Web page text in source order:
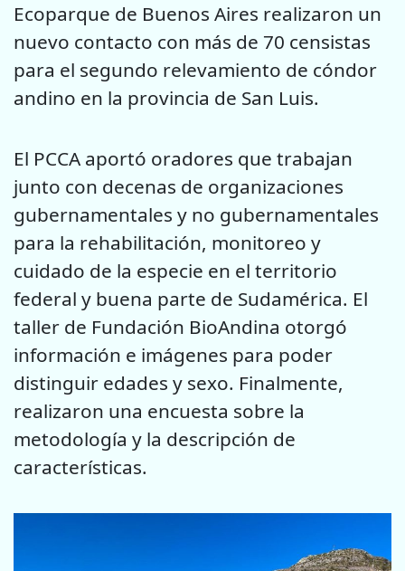
Ecoparque de Buenos Aires realizaron un
nuevo contacto con más de 70 censistas
para el segundo relevamiento de cóndor
andino en la provincia de San Luis.
El PCCA aportó oradores que trabajan
junto con decenas de organizaciones
gubernamentales y no gubernamentales
para la rehabilitación, monitoreo y
cuidado de la especie en el territorio
federal y buena parte de Sudamérica. El
taller de Fundación BioAndina otorgó
información e imágenes para poder
distinguir edades y sexo. Finalmente,
realizaron una encuesta sobre la
metodología y la descripción de
características.